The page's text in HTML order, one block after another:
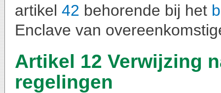
artikel 42 behorende bij het
Enclave van
Artikel 12 Verwijzing
regelingen